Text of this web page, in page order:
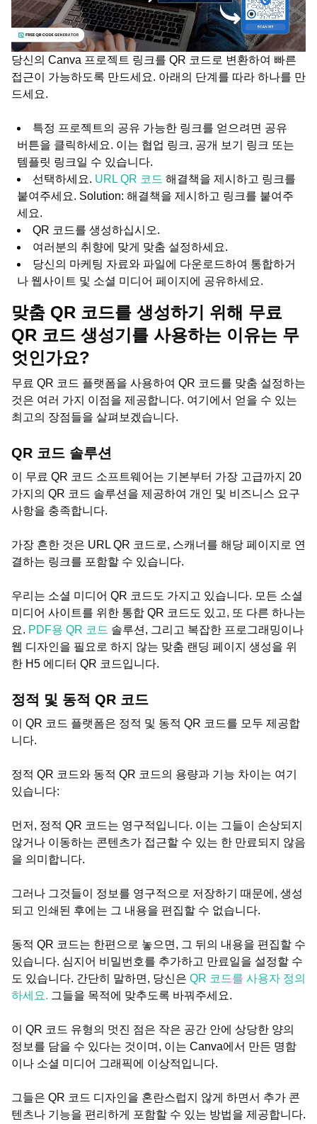
당신의 Canva 프로젝트 링크를 QR 코드로 변환하여 빠른
접근이 가능하도록 만드세요. 아래의 단계를 따라 하나를 만
드세요.
특정 프로젝트의 공유 가능한 링크를 얻으려면 공유
버튼을 클릭하세요. 이는 협업 링크, 공개 보기 링크 또는
템플릿 링크일 수 있습니다.
선택하세요. URL QR 코드 해결책을 제시하고 링크를
붙여주세요. Solution: 해결책을 제시하고 링크를 붙여주
세요.
QR 코드를 생성하십시오.
여러분의 취향에 맞게 맞춤 설정하세요.
당신의 마케팅 자료와 파일에 다운로드하여 통합하거
나 웹사이트 및 소셜 미디어 페이지에 공유하세요.
맞춤 QR 코드를 생성하기 위해 무료
QR 코드 생성기를 사용하는 이유는 무
엇인가요?
무료 QR 코드 플랫폼을 사용하여 QR 코드를 맞춤 설정하는
것은 여러 가지 이점을 제공합니다. 여기에서 얻을 수 있는
최고의 장점들을 살펴보겠습니다.
QR 코드 솔루션
이 무료 QR 코드 소프트웨어는 기본부터 가장 고급까지 20
가지의 QR 코드 솔루션을 제공하여 개인 및 비즈니스 요구
사항을 충족합니다.
가장 흔한 것은 URL QR 코드로, 스캐너를 해당 페이지로 연
결하는 링크를 포함할 수 있습니다.
우리는 소셜 미디어 QR 코드도 가지고 있습니다. 모든 소셜
미디어 사이트를 위한 통합 QR 코드도 있고, 또 다른 하나는
요. PDF용 QR 코드 솔루션, 그리고 복잡한 프로그래밍이나
웹 디자인을 필요로 하지 않는 맞춤 랜딩 페이지 생성을 위
한 H5 에디터 QR 코드입니다.
정적 및 동적 QR 코드
이 QR 코드 플랫폼은 정적 및 동적 QR 코드를 모두 제공합
니다.
정적 QR 코드와 동적 QR 코드의 용량과 기능 차이는 여기
있습니다:
먼저, 정적 QR 코드는 영구적입니다. 이는 그들이 손상되지
않거나 이동하는 콘텐츠가 접근할 수 있는 한 만료되지 않음
을 의미합니다.
그러나 그것들이 정보를 영구적으로 저장하기 때문에, 생성
되고 인쇄된 후에는 그 내용을 편집할 수 없습니다.
동적 QR 코드는 한편으로 놓으면, 그 뒤의 내용을 편집할 수
있습니다. 심지어 비밀번호를 추가하고 만료일을 설정할 수
도 있습니다. 간단히 말하면, 당신은 QR 코드를 사용자 정의
하세요. 그들을 목적에 맞추도록 바꿔주세요.
이 QR 코드 유형의 멋진 점은 작은 공간 안에 상당한 양의
정보를 담을 수 있다는 것이며, 이는 Canva에서 만든 명함
이나 소셜 미디어 그래픽에 이상적입니다.
그들은 QR 코드 디자인을 혼란스럽지 않게 하면서 추가 콘
텐츠나 기능을 편리하게 포함할 수 있는 방법을 제공합니다.